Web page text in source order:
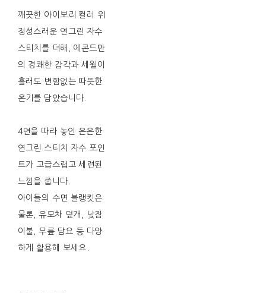
깨끗한 아이보리 컬러 위
정성스러운 연그린 자수
스티치를 더해, 에콘드만
의 경쾌한 감각과 세월이
흘러도 변함없는 따뜻한
온기를 담았습니다.
4면을 따라 놓인 은은한
연그린 스티치 자수 포인
트가 고급스럽고 세련된
느낌을 줍니다.
아이들의 수면 블랭킷은
물론, 유모차 덮개, 낮잠
이불, 무릎 담요 등 다양
하게 활용해 보세요.